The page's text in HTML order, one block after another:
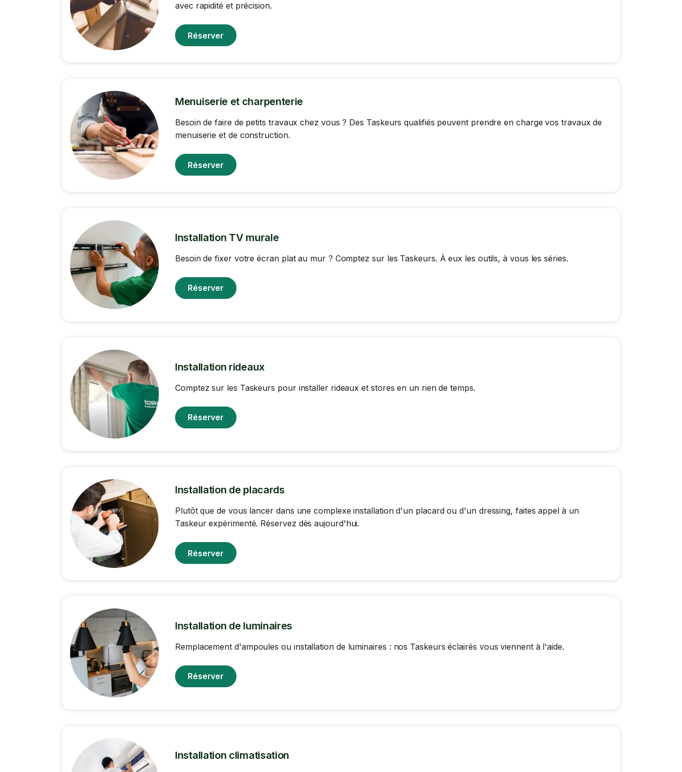
avec rapidité et précision.
Réserver
Menuiserie et charpenterie
Besoin de faire de petits travaux chez vous ? Des Taskeurs qualifiés peuvent prendre en charge vos travaux de
menuiserie et de construction.
Réserver
Installation TV murale
Besoin de fixer votre écran plat au mur ? Comptez sur les Taskeurs. À eux les outils, à vous les séries.
Réserver
Installation rideaux
Comptez sur les Taskeurs pour installer rideaux et stores en un rien de temps.
Réserver
Installation de placards
Plutôt que de vous lancer dans une complexe installation d'un placard ou d'un dressing, faites appel à un
Taskeur expérimenté. Réservez dès aujourd'hui.
Réserver
Installation de luminaires
Remplacement d'ampoules ou installation de luminaires : nos Taskeurs éclairés vous viennent à l'aide.
Réserver
Installation climatisation